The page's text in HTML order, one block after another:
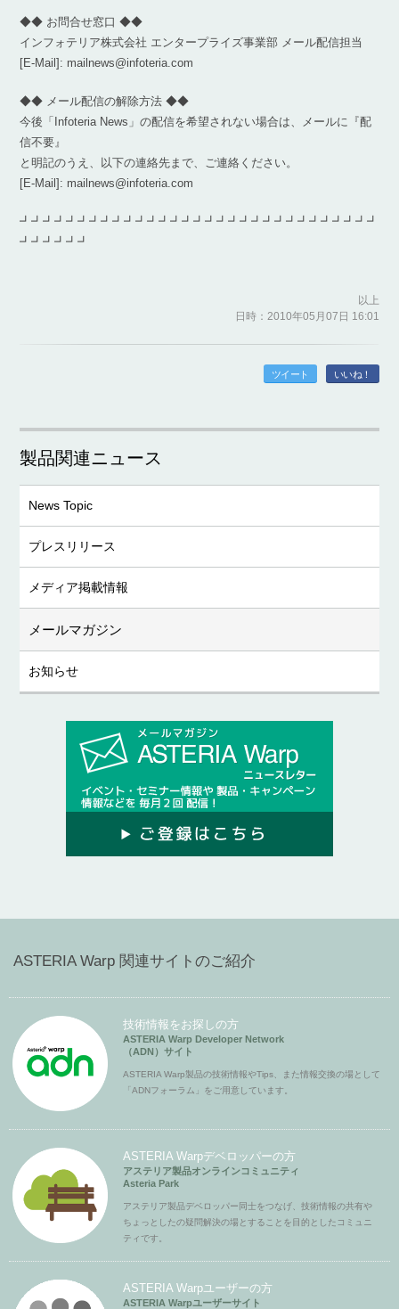
◆◆ お問合せ窓口 ◆◆
インフォテリア株式会社 エンタープライズ事業部 メール配信担当
[E-Mail]: mailnews@infoteria.com
◆◆ メール配信の解除方法 ◆◆
今後「Infoteria News」の配信を希望されない場合は、メールに『配
信不要』
と明記のうえ、以下の連絡先まで、ご連絡ください。
[E-Mail]: mailnews@infoteria.com
┛┛┛┛┛┛┛┛┛┛┛┛┛┛┛┛┛┛┛┛┛┛┛┛┛┛┛┛┛┛┛
┛┛┛┛┛┛
以上
日時：2010年05月07日 16:01
ツイート いいね！
製品関連ニュース
News Topic
プレスリリース
メディア掲載情報
メールマガジン
お知らせ
ASTERIA Warp 関連サイトのご紹介
技術情報をお探しの方
ASTERIA Warp Developer Network
（ADN）サイト
ASTERIA Warp製品の技術情報やTips、また情報交換の場として
「ADNフォーラム」をご用意しています。
ASTERIA Warpデベロッパーの方
アステリア製品オンラインコミュニティ
Asteria Park
アステリア製品デベロッパー同士をつなげ、技術情報の共有や
ちょっとしたの疑問解決の場とすることを目的としたコミュニ
ティです。
ASTERIA Warpユーザーの方
ASTERIA Warpユーザーサイト